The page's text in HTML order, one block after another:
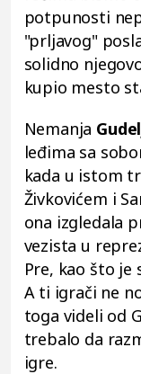
potpunosti
"prljavog"
solidno
kupio mesto
Nemanja
leđima sa
kada u istom
Živkovićem i
ona izgledala
vezista u
Pre, kao što je
A ti igrači ne
toga videli od
trebalo da
igre.